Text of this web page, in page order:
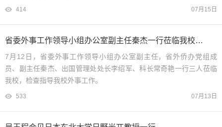
414 07月15日
省委外事工作领导小组办公室副主任秦杰一行莅临我校检查指导
7月12日，省委外事工作领导小组办公室副主任，省外侨办党组成
员、副主任秦杰、出国管理处处长李绍军、科长常奇艳一行三人莅临
我校，检查指导我校外事工作。
533 07月13日